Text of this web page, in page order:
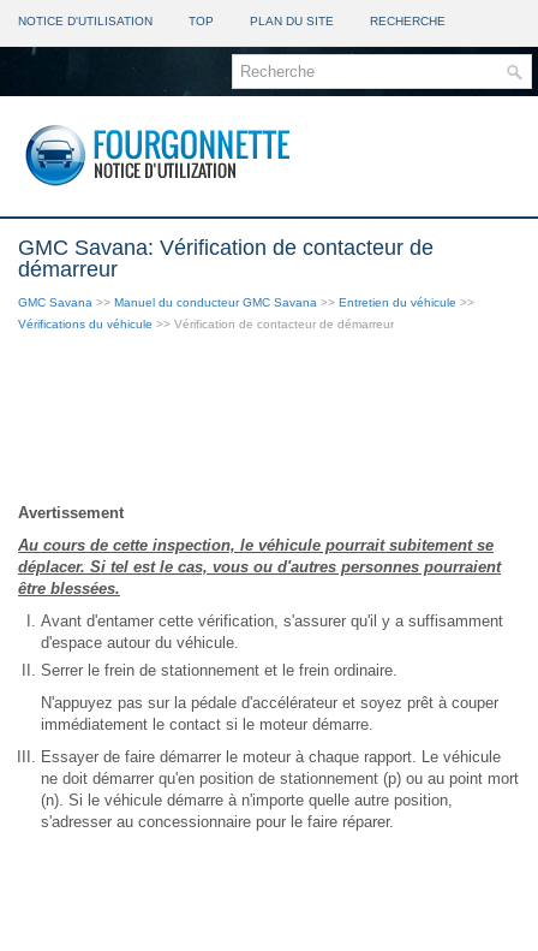
NOTICE D'UTILISATION TOP PLAN DU SITE RECHERCHE
GMC Savana: Vérification de contacteur de
démarreur
GMC Savana >> Manuel du conducteur GMC Savana >> Entretien du véhicule >>
Vérifications du véhicule >> Vérification de contacteur de démarreur
Avertissement
Au cours de cette inspection, le véhicule pourrait subitement se
déplacer. Si tel est le cas, vous ou d'autres personnes pourraient
être blessées.
Avant d'entamer cette vérification, s'assurer qu'il y a suffisamment
d'espace autour du véhicule.
Serrer le frein de stationnement et le frein ordinaire.
N'appuyez pas sur la pédale d'accélérateur et soyez prêt à couper
immédiatement le contact si le moteur démarre.
Essayer de faire démarrer le moteur à chaque rapport. Le véhicule
ne doit démarrer qu'en position de stationnement (p) ou au point mort
(n). Si le véhicule démarre à n'importe quelle autre position,
s'adresser au concessionnaire pour le faire réparer.